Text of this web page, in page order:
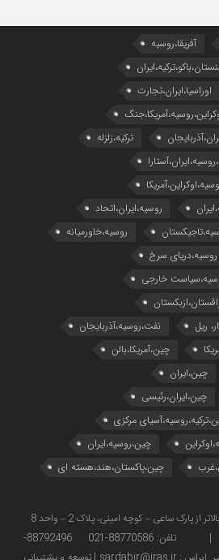
آفریقا،روسیه
اوراسیا،ایران،تجارت
ترکیه،زلزله
روسیه،ایران،اتحاد
روسیه،خاورمیانه
روسیه،دریای سرخ
خارجی
ریل
نفت،روسیه،آذربایجان
چین،آمریکا،بالن
چین،ایران
چین،ایران،رئیسی
مرکزی
چین،روسیه،ایران
چین،پاکستان،هند،هسته ای
| کدپستی: 1434734368 | تلفن: 88770586-021 88792496-